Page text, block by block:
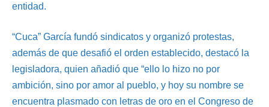
entidad.
“Cuca” García fundó sindicatos y organizó protestas,
además de que desafió el orden establecido, destacó la
legisladora, quien añadió que “ello lo hizo no por
ambición, sino por amor al pueblo, y hoy su nombre se
encuentra plasmado con letras de oro en el Congreso de